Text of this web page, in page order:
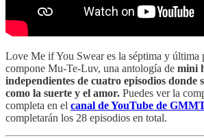
Love Me if You Swear es la séptima y última
compone Mu-Te-Luv, una antología de mini
independientes de cuatro episodios donde
como la suerte y el amor. Puedes ver la
completa en el canal de YouTube de
completarán los 28 episodios en total.